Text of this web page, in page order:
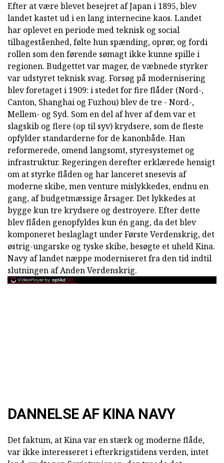
Efter at være blevet besejret af Japan i 1895, blev
landet kastet ud i en lang internecine kaos. Landet
har oplevet en periode med teknisk og social
tilbageståenhed, følte hun spænding, oprør, og fordi
rollen som den førende sømagt ikke kunne spille i
regionen. Budgettet var mager, de væbnede styrker
var udstyret teknisk svag. Forsøg på modernisering
blev foretaget i 1909: i stedet for fire flåder (Nord-,
Canton, Shanghai og Fuzhou) blev de tre - Nord-,
Mellem- og Syd. Som en del af hver af dem var et
slagskib og flere (op til syv) krydsere, som de fleste
opfylder standarderne for de kanonbåde. Han
reformerede, omend langsomt, styresystemet og
infrastruktur. Regeringen derefter erklærede hensigt
om at styrke flåden og har lanceret snesevis af
moderne skibe, men venture mislykkedes, endnu en
gang, af budgetmæssige årsager. Det lykkedes at
bygge kun tre krydsere og destroyere. Efter dette
blev flåden genopfyldes kun én gang, da det blev
komponeret beslaglagt under Første Verdenskrig, det
østrig-ungarske og tyske skibe, besøgte et uheld Kina.
Navy af landet næppe moderniseret fra den tid indtil
slutningen af Anden Verdenskrig.
DANNELSE AF KINA NAVY
Det faktum, at Kina var en stærk og moderne flåde,
var ikke interesseret i efterkrigstidens verden, intet